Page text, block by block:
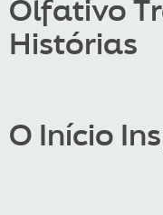
Olfativo
Histórias
O Início